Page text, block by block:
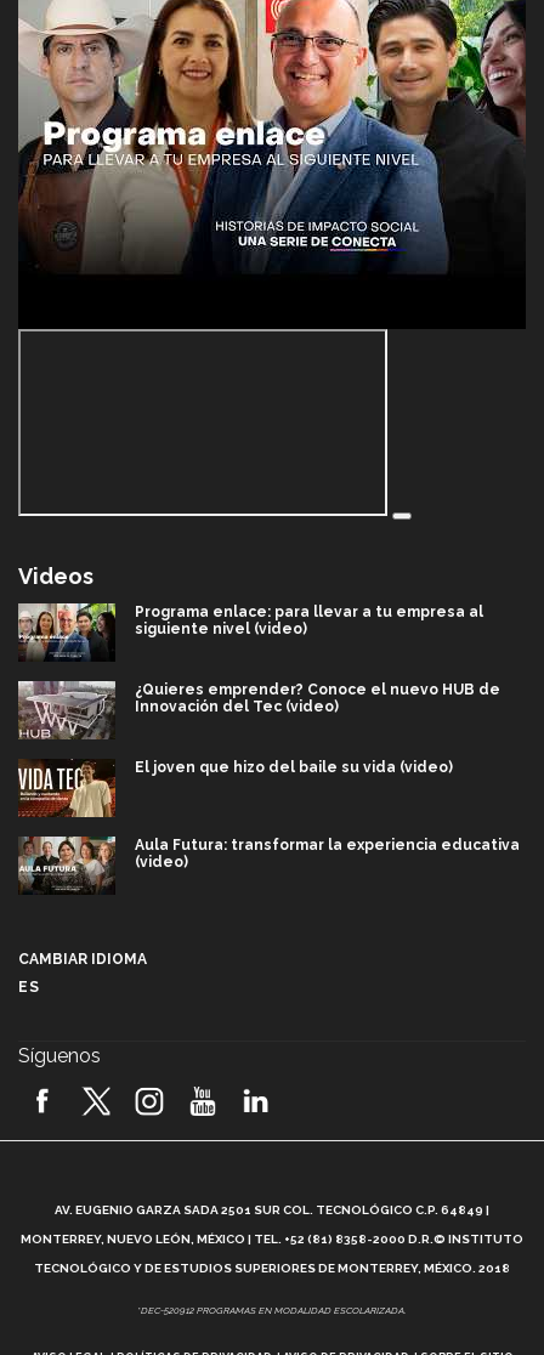
Videos
Programa enlace: para llevar a tu empresa al
siguiente nivel (video)
¿Quieres emprender? Conoce el nuevo HUB de
Innovación del Tec (video)
El joven que hizo del baile su vida (video)
Aula Futura: transformar la experiencia educativa
(video)
2026! (video)
¿Cómo es el Modelo Educativo Tec? (video)
Vida Tec: Feminismo e Inteligencia Artificial, Paola
CAMBIAR IDIOMA
ES
Síguenos
AV. EUGENIO GARZA SADA 2501 SUR COL. TECNOLÓGICO C.P. 64849 |
MONTERREY, NUEVO LEÓN, MÉXICO | TEL. +52 (81) 8358-2000 D.R.© INSTITUTO
TECNOLÓGICO Y DE ESTUDIOS SUPERIORES DE MONTERREY, MÉXICO. 2018
*DEC-520912 PROGRAMAS EN MODALIDAD ESCOLARIZADA.